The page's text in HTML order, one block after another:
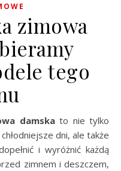
zimowa
tego
damskato nie tylko
dni, ale także
i wyróżnić każdą
zimnem i deszczem,